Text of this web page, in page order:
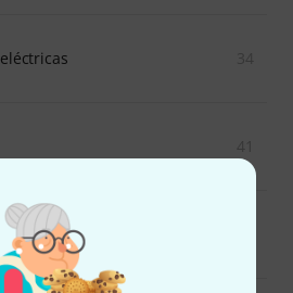
para DJ